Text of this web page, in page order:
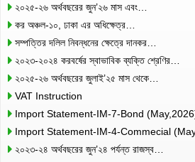
২০২৫-২৬ অর্থবছরের জুন’২৬ মাস এবং…
কর অঞ্চল-১০, ঢাকা এর অধিক্ষেত্র…
সম্পত্তির দলিল নিবন্ধনের ক্ষেত্রে দানকর…
২০২৩-২০২৪ করবর্ষের স্বাভাবিক ব্যক্তি শ্রেণির…
২০২৫-২৬ অর্থবছরের জুলাই’২৫ মাস থেকে…
VAT Instruction
Import Statement-IM-7-Bond
Import Statement-IM-4-Commecial
২০২৩-২৪ অর্থবছরের জুন’২৪ পর্যন্ত রাজস্ব…